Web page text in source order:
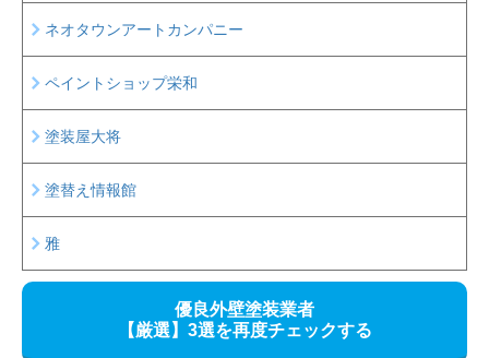
ネオタウンアートカンパニー
ペイントショップ栄和
塗装屋大将
塗替え情報館
雅
優良外壁塗装業者
【厳選】 3選を再度チェックする